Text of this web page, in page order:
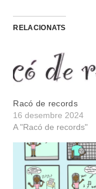
RELACIONATS
Racó de records
16 desembre 2024
A "Racó de records"